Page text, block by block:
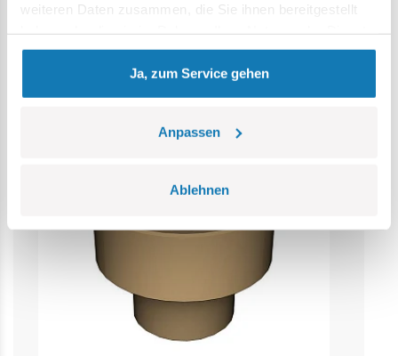
weiteren Daten zusammen, die Sie ihnen bereitgestellt
gesammelt haben.
Ja, zum Service gehen
Anpassen
Ablehnen
Kategorie Bestseller